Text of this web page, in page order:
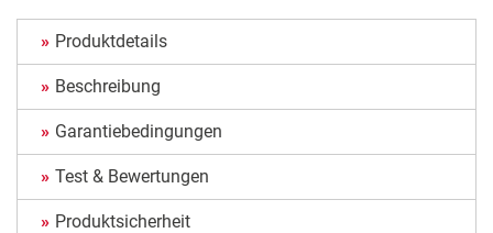
Produktdetails
Beschreibung
Garantiebedingungen
Test & Bewertungen
Produktsicherheit